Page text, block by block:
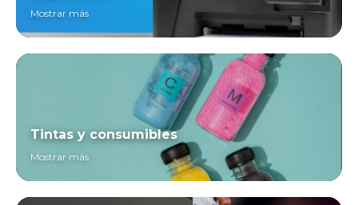
Mostrar más
Tintas y consumibles
Mostrar más